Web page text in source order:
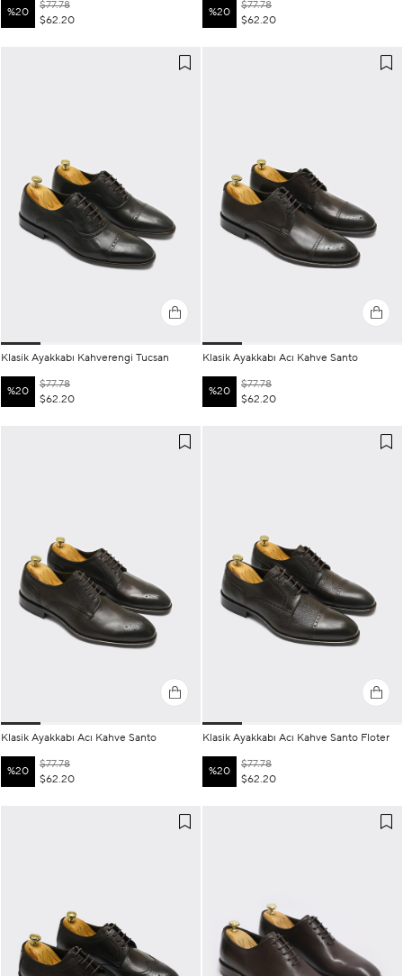
%20
$62.20
$77.78
%20
$62.20
$77.78
Klasik Ayakkabı Kahverengi Tucsan
%20
$62.20
$77.78
Klasik Ayakkabı Acı Kahve Santo
%20
$62.20
$77.78
Klasik Ayakkabı Acı Kahve Santo
%20
$62.20
$77.78
Klasik Ayakkabı Acı Kahve Santo Floter
%20
$62.20
$77.78